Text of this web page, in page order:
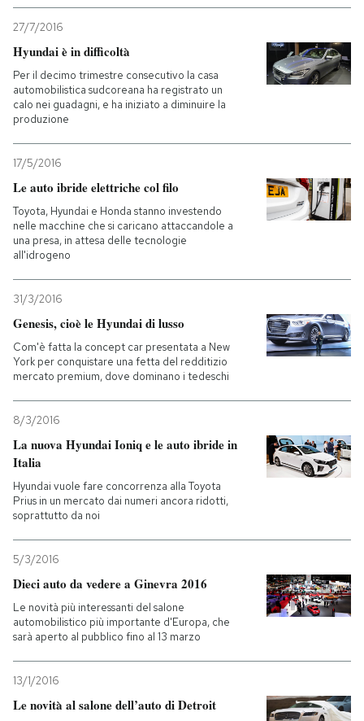
AREA PERSONALE
Entra
27/7/2016
Hyundai è in difficoltà
Per il decimo trimestre consecutivo la casa
automobilistica sudcoreana ha registrato un
calo nei guadagni, e ha iniziato a diminuire la
produzione
17/5/2016
Le auto ibride elettriche col filo
Toyota, Hyundai e Honda stanno investendo
nelle macchine che si caricano attaccandole a
una presa, in attesa delle tecnologie
all'idrogeno
31/3/2016
Genesis, cioè le Hyundai di lusso
Com'è fatta la concept car presentata a New
York per conquistare una fetta del redditizio
mercato premium, dove dominano i tedeschi
8/3/2016
La nuova Hyundai Ioniq e le auto ibride in
Italia
Hyundai vuole fare concorrenza alla Toyota
Prius in un mercato dai numeri ancora ridotti,
soprattutto da noi
5/3/2016
Dieci auto da vedere a Ginevra 2016
Le novità più interessanti del salone
automobilistico più importante d'Europa, che
sarà aperto al pubblico fino al 13 marzo
13/1/2016
Le novità al salone dell’auto di Detroit